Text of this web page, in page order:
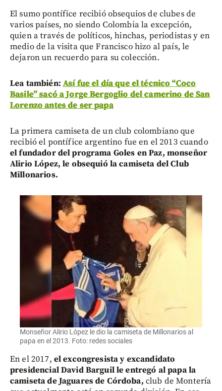
El sumo pontífice recibió obsequios de clubes de
varios países, no siendo Colombia la excepción,
quien a través de políticos, hinchas, periodistas y en
medio de la visita que Francisco hizo al país, le
dejaron un recuerdo para su colección.
Lea también: Así fue el día que el técnico “Coco
Basile” sacó a Jorge Bergoglio del camerino de San
Lorenzo antes de ser papa
La primera camiseta de un club colombiano que
recibió el pontífice argentino fue en el 2013 cuando
el fundador del programa Goles en Paz, monseñor
Alirio López, le obsequió la camiseta del Club
Millonarios.
Monseñor Alirio López le dio la camiseta de Millonarios al
papa en el 2013. Foto: redes sociales
En el 2017, el excongresista y excandidato
presidencial David Barguil le entregó al papa la
camiseta de Jaguares de Córdoba, club de Montería